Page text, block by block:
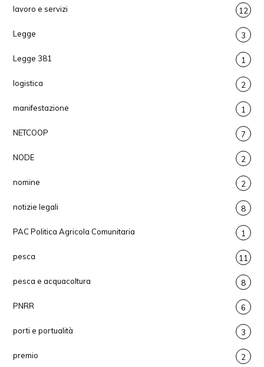
lavoro e servizi 12
Legge 3
Legge 381 1
logistica 2
manifestazione 1
NETCOOP 7
NODE 2
nomine 2
notizie legali 8
PAC Politica Agricola Comunitaria 1
pesca 11
pesca e acquacoltura 8
PNRR 6
porti e portualità 3
premio 2